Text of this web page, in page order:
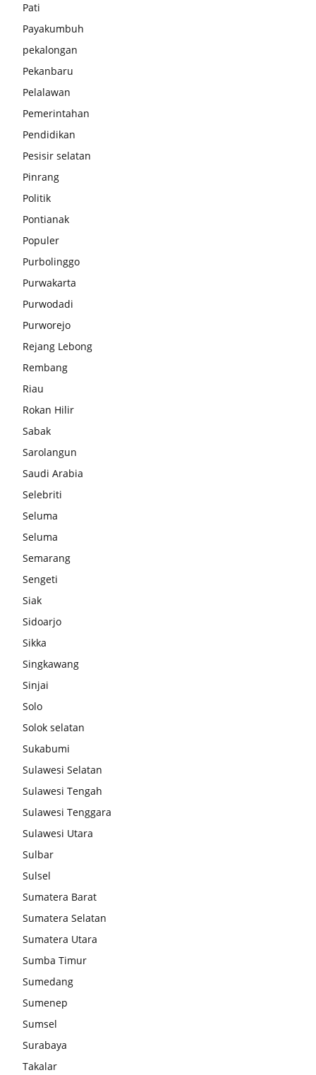
Pati
Payakumbuh
pekalongan
Pekanbaru
Pelalawan
Pemerintahan
Pendidikan
Pesisir selatan
Pinrang
Politik
Pontianak
Populer
Purbolinggo
Purwakarta
Purwodadi
Purworejo
Rejang Lebong
Rembang
Riau
Rokan Hilir
Sabak
Sarolangun
Saudi Arabia
Selebriti
Seluma
Seluma
Semarang
Sengeti
Siak
Sidoarjo
Sikka
Singkawang
Sinjai
Solo
Solok selatan
Sukabumi
Sulawesi Selatan
Sulawesi Tengah
Sulawesi Tenggara
Sulawesi Utara
Sulbar
Sulsel
Sumatera Barat
Sumatera Selatan
Sumatera Utara
Sumba Timur
Sumedang
Sumenep
Sumsel
Surabaya
Takalar